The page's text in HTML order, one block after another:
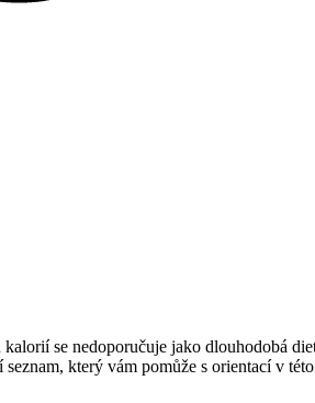
se nedoporučuje jako dlouhodobá
který vám pomůže s orientací v